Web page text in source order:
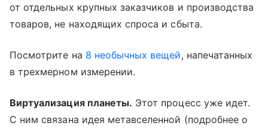
от отдельных крупных заказчиков и производства
товаров, не находящих спроса и сбыта.
Посмотрите на 8 необычных вещей, напечатанных
в трехмерном измерении.
Виртуализация планеты. Этот процесс уже идет.
С ним связана идея метавселенной (подробнее о